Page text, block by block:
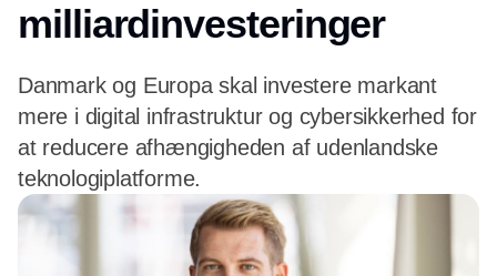
milliardinvesteringer
Danmark og Europa skal investere markant
mere i digital infrastruktur og cybersikkerhed for
at reducere afhængigheden af udenlandske
teknologiplatforme.